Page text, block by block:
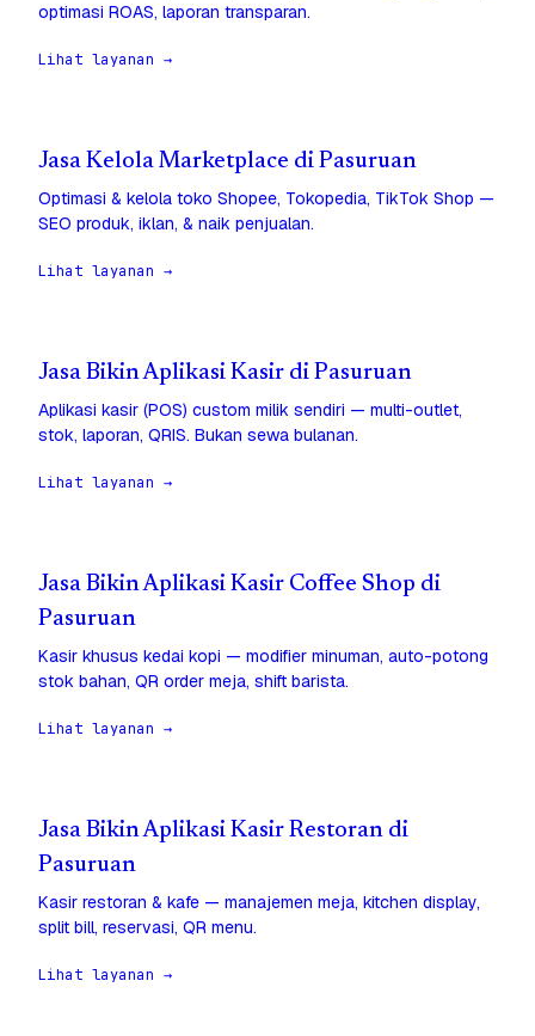
optimasi ROAS, laporan transparan.
Lihat layanan →
Jasa Kelola Marketplace di Pasuruan
Optimasi & kelola toko Shopee, Tokopedia, TikTok Shop —
SEO produk, iklan, & naik penjualan.
Lihat layanan →
Jasa Bikin Aplikasi Kasir di Pasuruan
Aplikasi kasir (POS) custom milik sendiri — multi-outlet,
stok, laporan, QRIS. Bukan sewa bulanan.
Lihat layanan →
Jasa Bikin Aplikasi Kasir Coffee Shop di
Pasuruan
Kasir khusus kedai kopi — modifier minuman, auto-potong
stok bahan, QR order meja, shift barista.
Lihat layanan →
Jasa Bikin Aplikasi Kasir Restoran di
Pasuruan
Kasir restoran & kafe — manajemen meja, kitchen display,
split bill, reservasi, QR menu.
Lihat layanan →